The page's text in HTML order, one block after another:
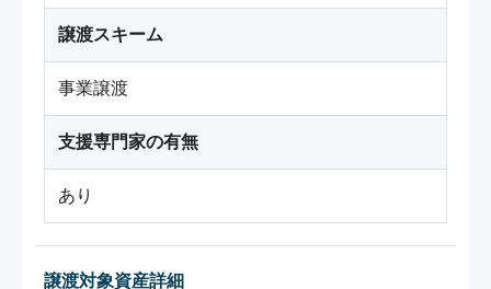
譲渡スキーム
事業譲渡
支援専門家の有無
あり
譲渡対象資産詳細